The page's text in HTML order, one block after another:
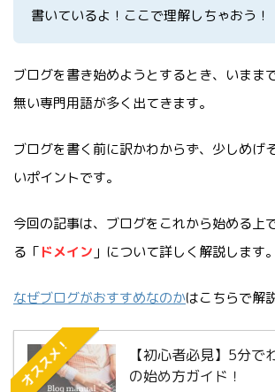
書いているよ！ここで理解しちゃおう！
ブログを書き始めようとするとき、いまま
無い専門用語が多く出てきます。
ブログを書く前に訳かわからず、少しめげ
いポイントです。
今回の記事は、ブログをこれから始める上
る「ドメイン 」について詳しく解説します。
なぜブログがおすすめなのかはこちらで解
オススメ！
【初心者必見】5分で
の始め方ガイド！